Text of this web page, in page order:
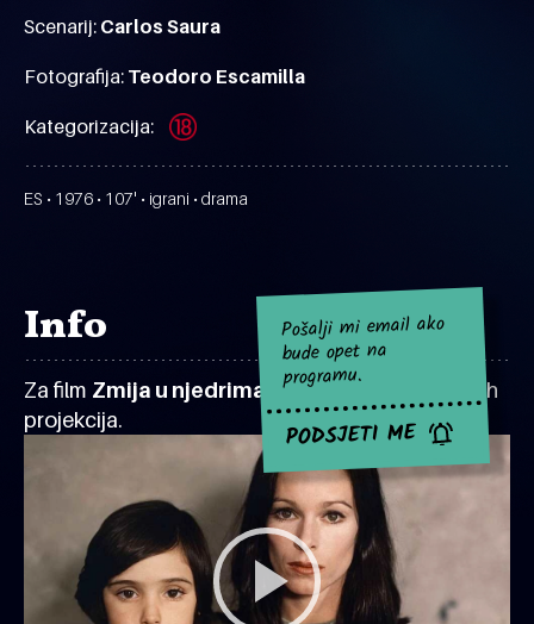
Scenarij: Carlos Saura
Fotografija: Teodoro Escamilla
Kategorizacija:
ES • 1976 • 107' • igrani • drama
Info
Za film Zmija u njedrima
za sad nema najavljenih
projekcija.
Pošalji mi email ako
bude opet na
programu.
PODSJETI ME